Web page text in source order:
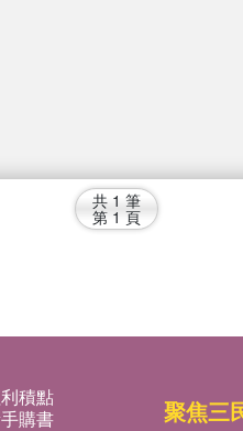
共 1 筆
第 1 頁
積點
購書
聚焦三